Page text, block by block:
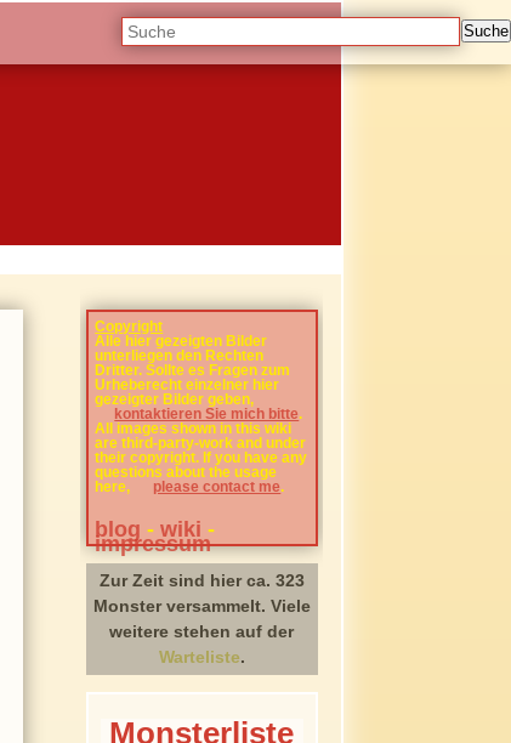
Suche
Copyright
Alle hier gezeigten Bilder
unterliegen den Rechten
Dritter. Sollte es Fragen zum
Urheberecht einzelner hier
gezeigter Bilder geben,
kontaktieren Sie mich bitte.
All images shown in this wiki
are third-party-work and under
their copyright. If you have any
questions about the usage
here,
please contact me.
blog -wiki -
impressum
Zur Zeit sind hier ca. 323
Monster versammelt. Viele
weitere stehen auf der
Warteliste.
Monsterliste